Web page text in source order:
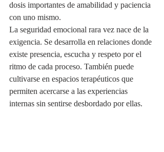
dosis importantes de amabilidad y paciencia
con uno mismo.
La seguridad emocional rara vez nace de la
exigencia. Se desarrolla en relaciones donde
existe presencia, escucha y respeto por el
ritmo de cada proceso. También puede
cultivarse en espacios terapéuticos que
permiten acercarse a las experiencias
internas sin sentirse desbordado por ellas.